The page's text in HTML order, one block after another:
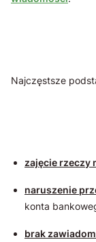
Najczęstsze
zajęcie rzeczy
naruszenie
konta
brak